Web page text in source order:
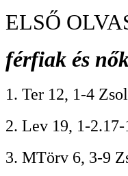
ELSŐ
férfiak és
1. Ter 12, 1-4
2. Lev 19, 1-
3. MTörv 6, 3-9